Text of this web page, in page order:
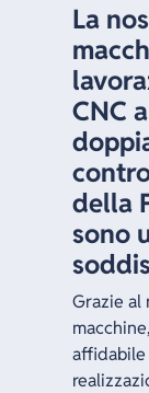
La
CNC
della
sono
Grazie al